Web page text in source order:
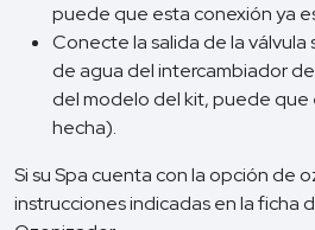
puede que esta conexión ya
Conecte la salida de la
de agua del intercambiador
del modelo del kit, puede que
hecha).
Si su Spa cuenta con la opción de
instrucciones indicadas en la ficha